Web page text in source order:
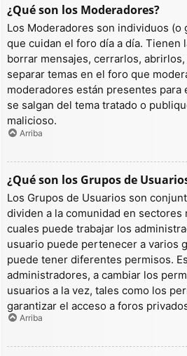
¿Qué son los Moderadores?
Los Moderadores son individuos (o
que cuidan el foro día a día. Tienen
borrar mensajes, cerrarlos,
separar temas en el foro que
moderadores están presentes para
se salgan del tema tratado o
malicioso.
Arriba
¿Qué son los Grupos de
Los Grupos de Usuarios son
dividen a la comunidad en sectores
cuales puede trabajar los
usuario puede pertenecer a varios
puede tener diferentes permisos.
administradores, a cambiar los
usuarios a la vez, tales como los
garantizar el acceso a foros
Arriba